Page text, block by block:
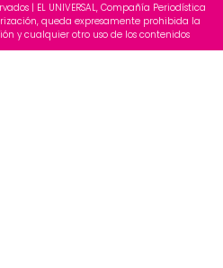
| EL UNIVERSAL, Compañía Periodística
queda expresamente prohibida la
y cualquier otro uso de los contenidos